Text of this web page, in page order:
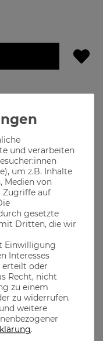
mit "Royal
Veredelungen.
passt unsere
veredelt
und verarbeiten
um z.B. Inhalte
Medien von
Zugriffe auf
gesetzte
Dritten, die wir
Einwilligung
Interesses
oder
Recht, nicht
zu einem
zu widerrufen.
und weitere
.